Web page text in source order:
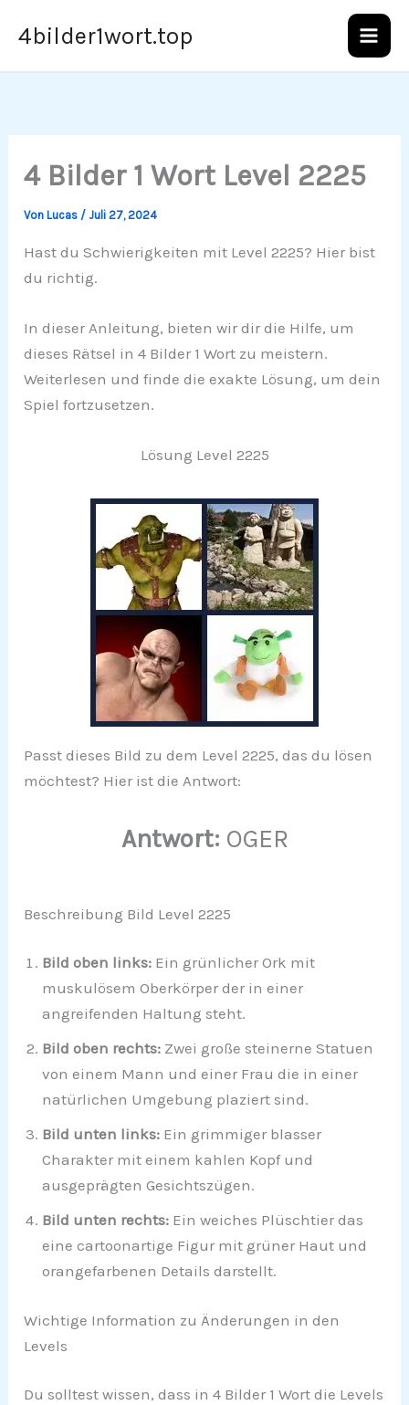
Inhalt
4bilder1wort.top
4 Bilder 1 Wort Level 2225
VonLucas /Juli 27, 2024
Hast du Schwierigkeiten mit Level 2225? Hier bist
du richtig.
In dieser Anleitung, bieten wir dir die Hilfe, um
dieses Rätsel in 4 Bilder 1 Wort zu meistern.
Weiterlesen und finde die exakte Lösung, um dein
Spiel fortzusetzen.
Lösung Level 2225
Passt dieses Bild zu dem Level 2225, das du lösen
möchtest? Hier ist die Antwort:
Antwort: OGER
Beschreibung Bild Level 2225
Bild oben links: Ein grünlicher Ork mit
muskulösem Oberkörper der in einer
angreifenden Haltung steht.
Bild oben rechts: Zwei große steinerne Statuen
von einem Mann und einer Frau die in einer
natürlichen Umgebung plaziert sind.
Bild unten links: Ein grimmiger blasser
Charakter mit einem kahlen Kopf und
ausgeprägten Gesichtszügen.
Bild unten rechts: Ein weiches Plüschtier das
eine cartoonartige Figur mit grüner Haut und
orangefarbenen Details darstellt.
Wichtige Information zu Änderungen in den
Levels
Du solltest wissen, dass in 4 Bilder 1 Wort die Levels